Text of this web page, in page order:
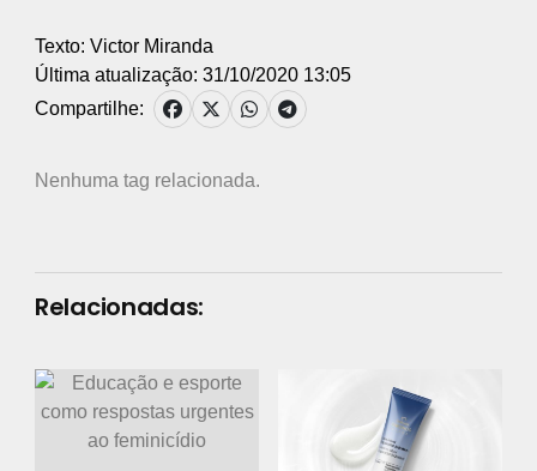
Texto: Victor Miranda
Última atualização: 31/10/2020 13:05
Compartilhe:
Nenhuma tag relacionada.
Relacionadas: